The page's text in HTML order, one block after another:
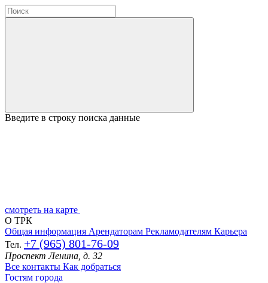
Введите в строку поиска данные
смотреть на карте
О ТРК
Общая информация Арендаторам Рекламодателям Карьера
Тел. +7 (965) 801-76-09
Проспект Ленина, д. 32
Все контакты Как добраться
Гостям города